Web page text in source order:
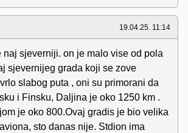
19.04.25. 11:14
naj sjeverniji. on je malo vise od pola
sjevernijeg grada koji se zove
slabog puta , oni su primorani da
i Finsku, Daljina je oko 1250 km .
je oko 800.Ovaj gradis je bio velika
sto danas nije. Stdion ima